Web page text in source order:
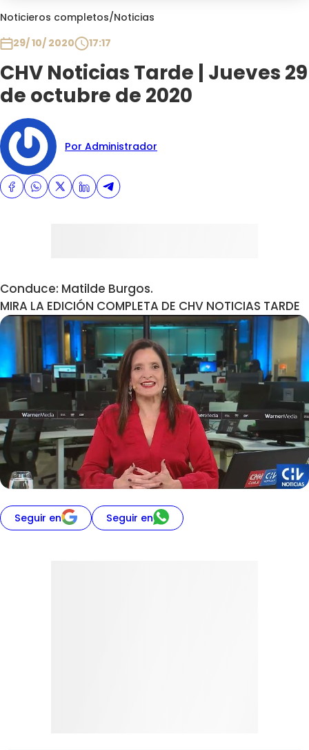
Noticieros completos/Noticias
29/ 10/ 2020
17:17
CHV Noticias Tarde | Jueves 29
de octubre de 2020
Por Administrador
Conduce: Matilde Burgos.
MIRA LA EDICIÓN COMPLETA DE CHV NOTICIAS TARDE
Seguir en Seguir en
Club De La Comedia
Plan Perfecto
El Tiempo
Sabingo